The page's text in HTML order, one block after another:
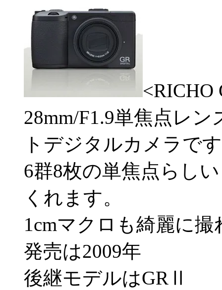
28mm/F1.9単焦点レ
トデジタルカメラで
6群8枚の単焦点らし
くれます。
1cmマクロも綺麗に撮
発売は2009年
後継モデルはGRⅡ